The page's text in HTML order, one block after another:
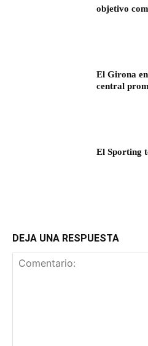
objetivo
El Girona
central
El Sporting
DEJA UNA RESPUESTA